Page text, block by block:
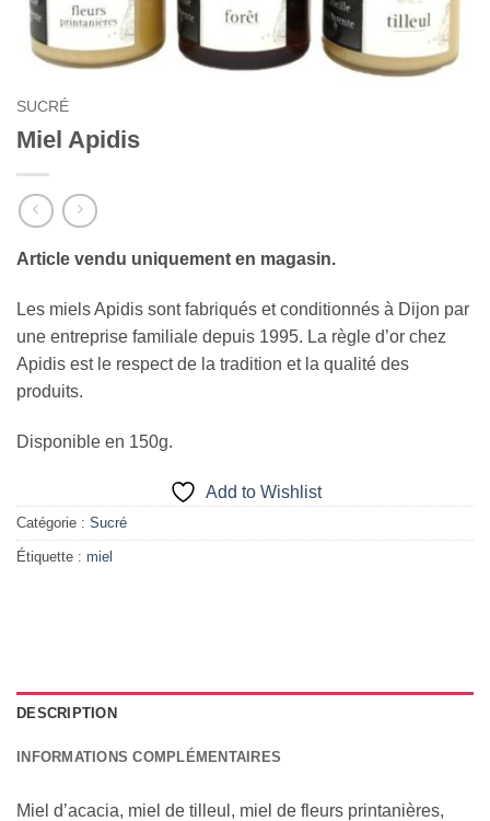
SUCRÉ
Miel Apidis
Article vendu uniquement en magasin.
Les miels Apidis sont fabriqués et conditionnés à Dijon par
une entreprise familiale depuis 1995. La règle d’or chez
Apidis est le respect de la tradition et la qualité des
produits.
Disponible en 150g.
Add to Wishlist
Catégorie : Sucré
Étiquette : miel
DESCRIPTION
INFORMATIONS COMPLÉMENTAIRES
Miel d’acacia, miel de tilleul, miel de fleurs printanières,